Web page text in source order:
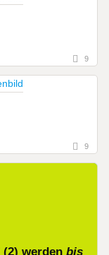
9
9
(2) werden bis